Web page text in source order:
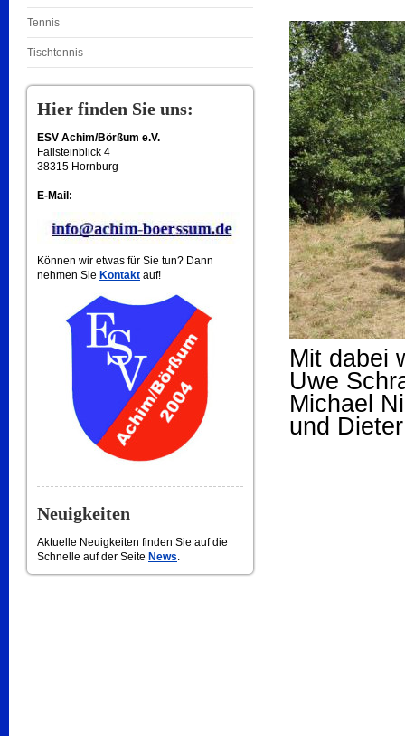
Tennis
Tischtennis
Hier finden Sie uns:
ESV Achim/Börßum e.V.
Fallsteinblick 4
38315 Hornburg
E-Mail:
Können wir etwas für Sie tun? Dann
nehmen Sie Kontakt auf!
Neuigkeiten
Aktuelle Neuigkeiten finden Sie auf die
Schnelle auf der Seite News.
Mit dabei
Uwe
Michael
und